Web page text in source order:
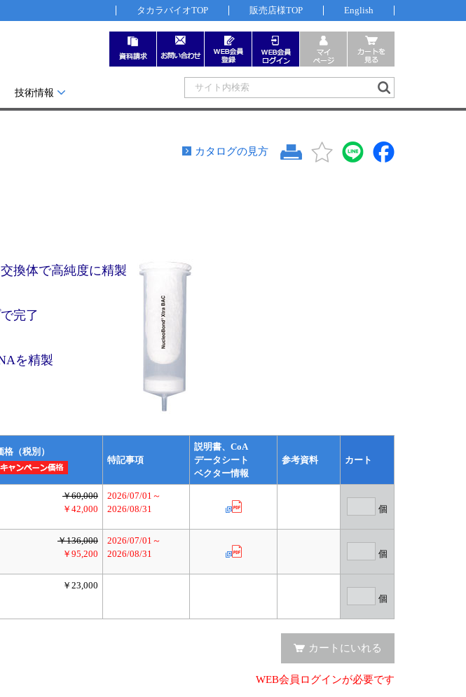
タカラバイオTOP 販売店様TOP English
技術情報
カタログの見方
換体で高純度に精製
完了
を精製
格（税別）
特記事項
説明書、CoA
データシート
ベクター情報
参考資料
カート
￥60,000
￥42,000
2026/07/01～
2026/08/31
個
￥136,000
￥95,200
2026/07/01～
2026/08/31
個
￥23,000
個
カートにいれる
WEB会員ログインが必要です